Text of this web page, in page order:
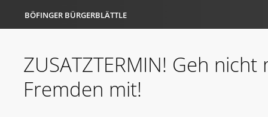
BÖFINGER BÜRGERBLÄTTLE
ZUSATZTERMIN! Geh
Fremden mit!